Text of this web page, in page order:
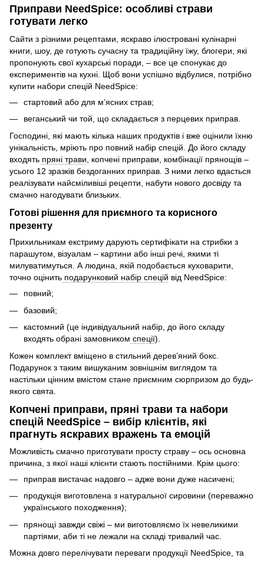
Приправи NeedSpice: особливі страви
готувати легко
Сайти з різними рецептами, яскраво ілюстровані кулінарні
книги, шоу, де готують сучасну та традиційну їжу, блогери, які
пропонують свої кухарські поради, – все це спонукає до
експериментів на кухні. Щоб вони успішно відбулися, потрібно
купити набори спецій NeedSpice:
стартовий або для м’ясних страв;
веганський чи той, що складається з перцевих приправ.
Господині, які мають кілька наших продуктів і вже оцінили їхню
унікальність, мріють про повний набір спецій. До його складу
входять пряні трави , копчені приправи, комбінації прянощів –
усього 12 зразків бездоганних приправ. З ними легко вдасться
реалізувати найсміливіші рецепти, набути нового досвіду та
смачно нагодувати близьких.
Готові рішення для приємного та корисного
презенту
Прихильникам екстриму дарують сертифікати на стрибки з
парашутом, візуалам – картини або інші речі, якими ті
милуватимуться. А людина, якій подобається куховарити,
точно оцінить подарунковий набір спецій від NeedSpice:
повний;
базовий;
кастомний (це індивідуальний набір, до його складу
входять обрані замовником спеції).
Кожен комплект вміщено в стильний дерев’яний бокс.
Подарунок з таким вишуканим зовнішнім виглядом та
настільки цінним вмістом стане приємним сюрпризом до будь-
якого свята.
Копчені приправи, пряні трави та набори
спецій NeedSpice – вибір клієнтів, які
прагнуть яскравих вражень та емоцій
Можливість смачно приготувати просту страву – ось основна
причина, з якої наші клієнти стають постійними. Крім цього:
приправ вистачає надовго – адже вони дуже насичені;
продукція виготовлена з натуральної сировини (переважно
українського походження);
прянощі завжди свіжі – ми виготовляємо їх невеликими
партіями, аби ті не лежали на складі тривалий час.
Можна довго перелічувати переваги продукції NeedSpice, та